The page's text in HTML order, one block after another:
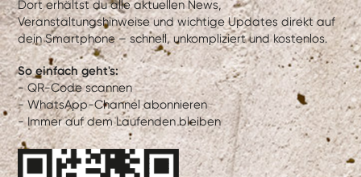
Dort erhältst du alle aktuellen News,
Veranstaltungshinweise und wichtige Updates direkt auf
dein Smartphone – schnell, unkompliziert und kostenlos.
So einfach geht's:
- QR-Code scannen
- WhatsApp-Channel abonnieren
- Immer auf dem Laufenden bleiben